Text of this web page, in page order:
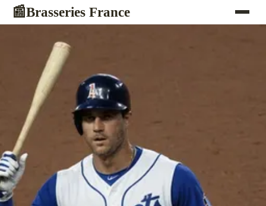
📰Brasseries France